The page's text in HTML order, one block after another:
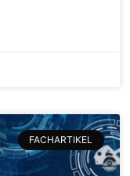
FACHARTIKEL